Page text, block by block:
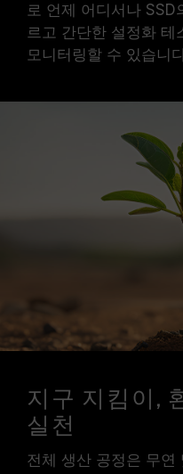
로 언제 어디서나
르고 간단한 설정화 테
모니터링할 수 있습니
지구 지킴이,
실천
전체 생산 공정은 무연